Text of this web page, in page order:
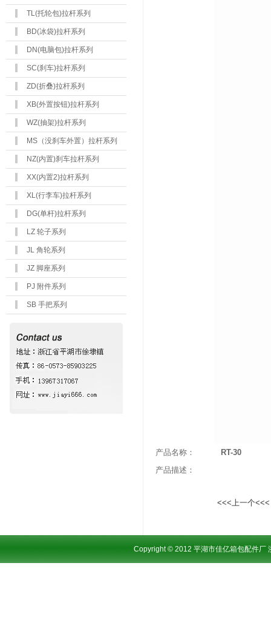
TL(托轮包)拉杆系列
BD(冰袋)拉杆系列
DN(电脑包)拉杆系列
SC(刹车)拉杆系列
ZD(折叠)拉杆系列
XB(外置按钮)拉杆系列
WZ(抽架)拉杆系列
MS（没刹车外置）拉杆系列
NZ(内置)刹车拉杆系列
XX(内置2)拉杆系列
XL(行李车)拉杆系列
DG(单杆)拉杆系列
LZ 轮子系列
JL 角轮系列
JZ 脚座系列
PJ 附件系列
SB 手把系列
产品名称：
RT-30
产品描述：
<<<上一个<<<
Copyright © 2012 平湖市佳亿箱包配件厂